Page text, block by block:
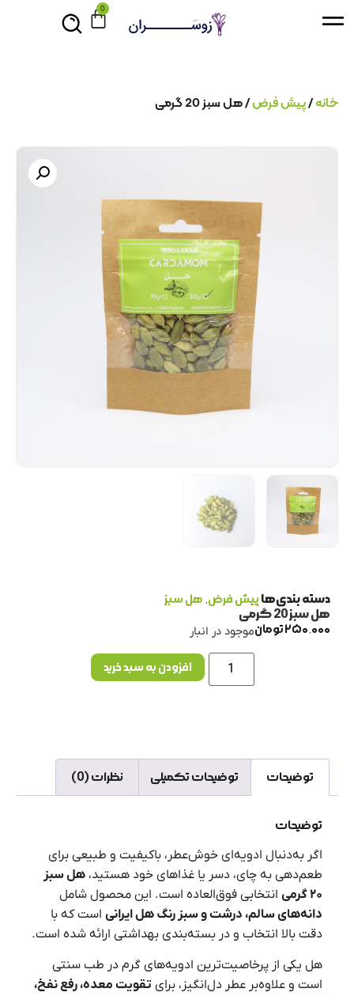
0
خانه/پیش فرض/ هل سبز 20 گرمی
دسته بندی‌هاپیش فرض, هل سبز
هل سبز 20 گرمی
250,000تومانموجود در انبار
افزودن به سبد خرید
توضیحات توضیحات تکمیلی نظرات (0)
توضیحات
اگر به‌دنبال ادویه‌ای خوش‌عطر، باکیفیت و طبیعی برای
طعم‌دهی به چای، دسر یا غذاهای خود هستید، هل سبز
۲۰گرمی انتخابی فوق‌العاده است. این محصول شامل
دانه‌های سالم، درشت و سبز رنگ هل ایرانی است که با
دقت بالا انتخاب و در بسته‌بندی بهداشتی ارائه شده است.
هل یکی از پرخاصیت‌ترین ادویه‌های گرم در طب سنتی
است و علاوه‌بر عطر دل‌انگیز، برای تقویت معده، رفع نفخ،